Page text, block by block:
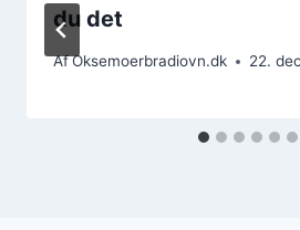
du det
AfOksemoerbradiovn.dk 22.